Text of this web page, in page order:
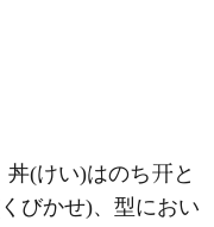
丼(けい)はのち
と
びかせ)、型におい